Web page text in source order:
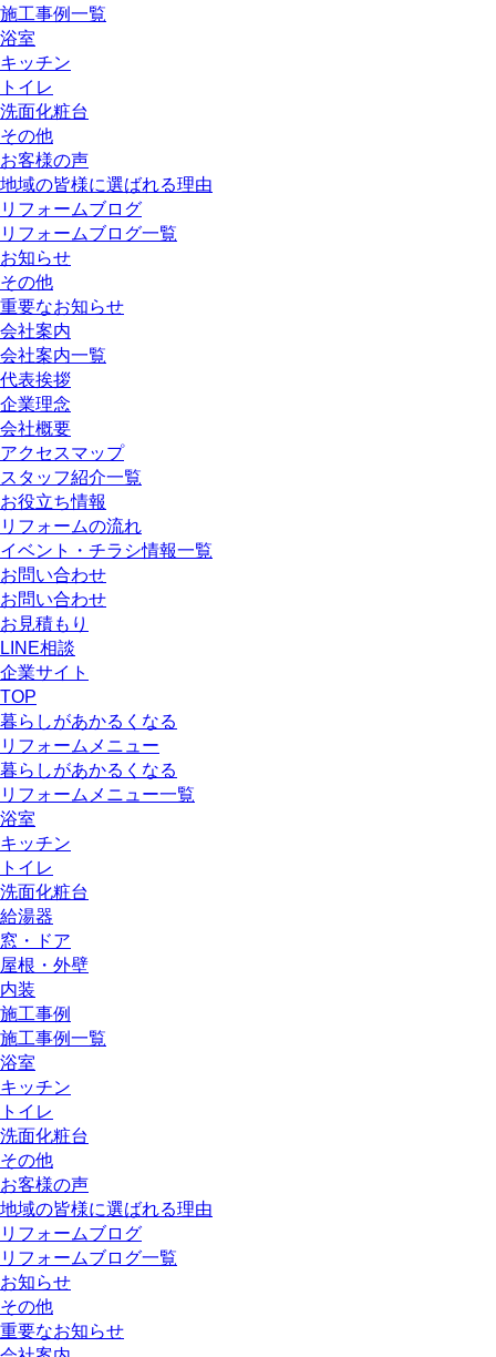
施工事例一覧
浴室
キッチン
トイレ
洗面化粧台
その他
お客様の声
地域の皆様に選ばれる理由
リフォームブログ
リフォームブログ一覧
お知らせ
その他
重要なお知らせ
会社案内
会社案内一覧
代表挨拶
企業理念
会社概要
アクセスマップ
スタッフ紹介一覧
お役立ち情報
リフォームの流れ
イベント・チラシ情報一覧
お問い合わせ
お問い合わせ
お見積もり
LINE相談
企業サイト
TOP
暮らしがあかるくなる
リフォームメニュー
暮らしがあかるくなる
リフォームメニュー一覧
浴室
キッチン
トイレ
洗面化粧台
給湯器
窓・ドア
屋根・外壁
内装
施工事例
施工事例一覧
浴室
キッチン
トイレ
洗面化粧台
その他
お客様の声
地域の皆様に選ばれる理由
リフォームブログ
リフォームブログ一覧
お知らせ
その他
重要なお知らせ